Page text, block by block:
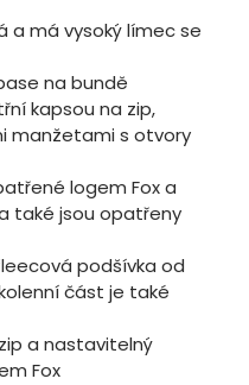
a má vysoký límec se
na bundě
kapsou na zip,
manžetami s otvory
logem Fox a
také jsou opatřeny
podšívka od
část je také
a nastavitelný
Fox